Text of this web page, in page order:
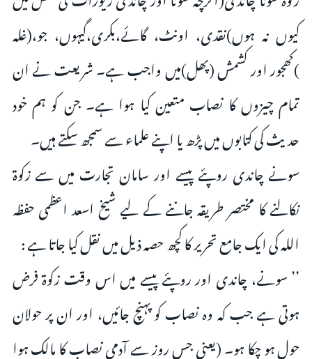
کیوں نہ ہوں)نقدی، اونٹ، گائے،بکری،گیہوں، جو،(غلہ
)کھجور اور کشمش (پھل)میں واجب ہے۔ شریعت نے ان
تمام چیزوں کا نصاب متعین کیا ہوا ہے۔ جن کو ہم خود
حدیث کی کتابوں میں پڑھ یا اپنے علماء سے سمجھ سکتے ہیں۔
سونے چاندی روپئے پیسے اور سامان تجارت میں سے زکوۃ
نکالنے کا مختصر طریقہ جاننے کے لیے شیخ اسعد اعظمی حفظہ
اللہ کی ایک جامع تحریر کاکچھ حصہ ذیل میں نقل کیا جاتا ہے :
’’ سونے، چاندی اور روپئے پیسے میں اس وقت زکوۃ فرض
ہوتی ہے جب کہ وہ نصاب کو پہنچ جائیں، اور ان پر حولان
حول ہو چکا ہو۔ (یعنی جس روز سے آدمی نصاب کا مالک ہوا